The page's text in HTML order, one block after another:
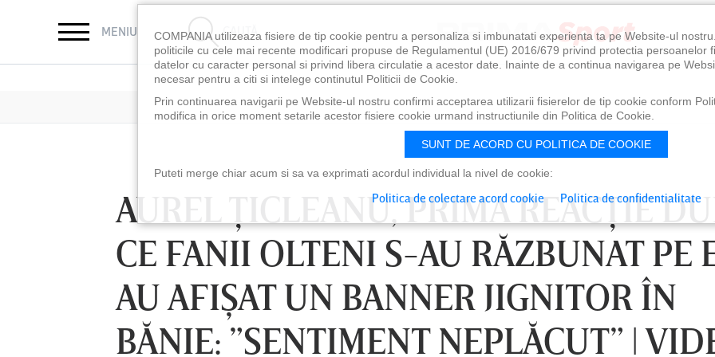
MENIU CAUTĂ
AUREL ŢICLEANU, PRIMA REACŢIE
CE FANII OLTENI S-AU RĂZBUNAT PE
AU AFIŞAT UN BANNER JIGNITOR ÎN
BĂNIE: ”SENTIMENT NEPLĂCUT” |
LUNI 10 AUG, 18:30 LUNI 10 AUG, 21:30 VINERI 07 AUG, 21:00
COMPANIA utilizeaza fisiere de tip cookie pentru a personaliza si imbunatati experienta ta pe Website-ul
politicile cu cele mai recente modificari propuse de Regulamentul (UE) 2016/679 privind protectia persoanelor
datelor cu caracter personal si privind libera circulatie a acestor date. Inainte de a continua navigarea pe
necesar pentru a citi si intelege continutul Politicii de Cookie.
Prin continuarea navigarii pe Website-ul nostru confirmi acceptarea utilizarii fisierelor de tip cookie conform
modifica in orice moment setarile acestor fisiere cookie urmand instructiunile din Politica de Cookie.
SUNT DE ACORD CU POLITICA DE COOKIE
Puteti merge chiar acum si sa va exprimati acordul individual la nivel de cookie:
Politica de colectare acord cookie Politica de confidentialitate